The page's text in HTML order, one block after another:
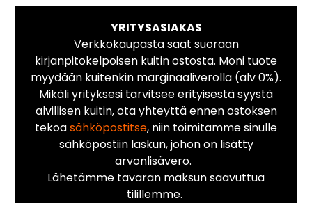
YRITYSASIAKAS
Verkkokaupasta saat suoraan
kirjanpitokelpoisen kuitin ostosta. Moni tuote
myydään kuitenkin marginaaliverolla (alv 0%).
Mikäli yrityksesi tarvitsee erityisestä syystä
alvillisen kuitin, ota yhteyttä ennen ostoksen
tekoasähköpostitse, niin toimitamme sinulle
sähköpostiin laskun, johon on lisätty
arvonlisävero.
Lähetämme tavaran maksun saavuttua
tilillemme.